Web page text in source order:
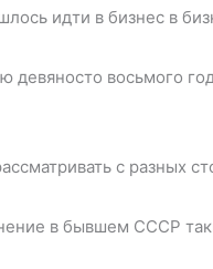
идти в бизнес в
восьмого
с разных
в бывшем СССР